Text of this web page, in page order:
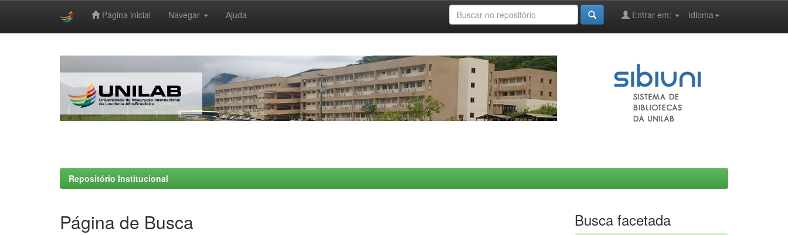
Página inicial Navegar Ajuda Idioma
Entrar em:
Repositório Institucional
Página de Busca Busca facetada